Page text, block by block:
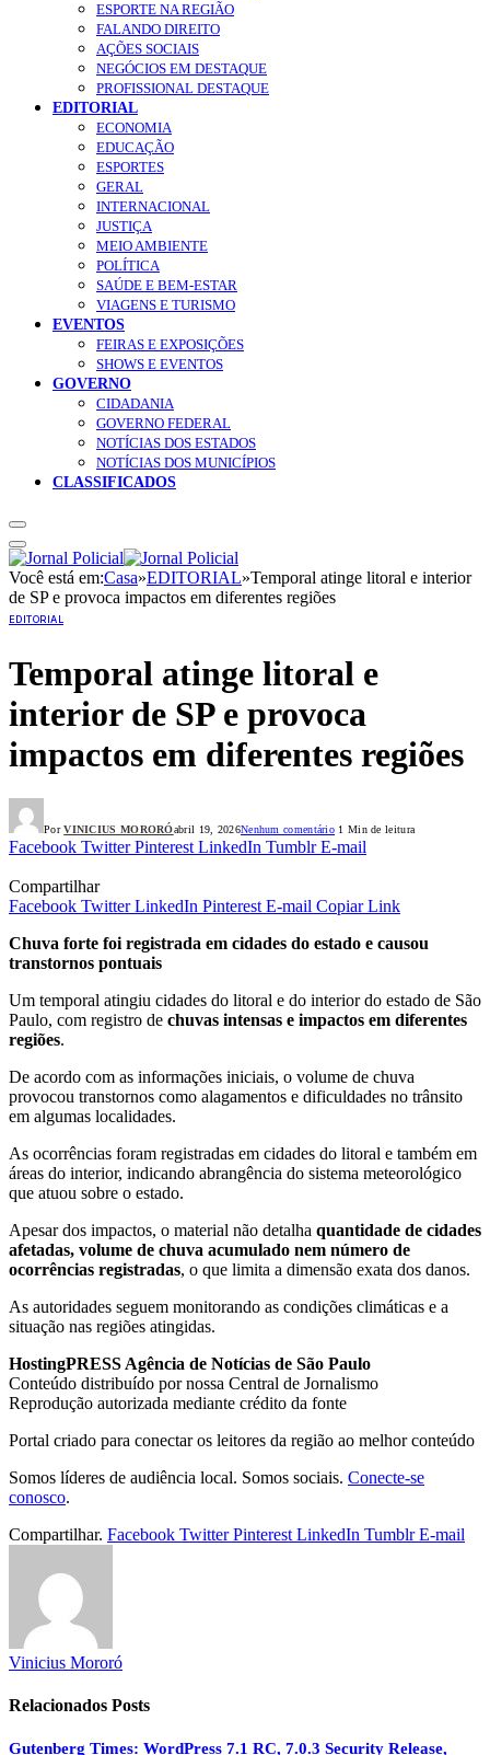
ESPORTE NA REGIÃO
FALANDO DIREITO
AÇÕES SOCIAIS
NEGÓCIOS EM DESTAQUE
PROFISSIONAL DESTAQUE
EDITORIAL
ECONOMIA
EDUCAÇÃO
ESPORTES
GERAL
INTERNACIONAL
JUSTIÇA
MEIO AMBIENTE
POLÍTICA
SAÚDE E BEM-ESTAR
VIAGENS E TURISMO
EVENTOS
FEIRAS E EXPOSIÇÕES
SHOWS E EVENTOS
GOVERNO
CIDADANIA
GOVERNO FEDERAL
NOTÍCIAS DOS ESTADOS
NOTÍCIAS DOS MUNICÍPIOS
CLASSIFICADOS
Você está em:Casa»EDITORIAL»Temporal atinge litoral e interior
de SP e provoca impactos em diferentes regiões
EDITORIAL
Temporal atinge litoral e
interior de SP e provoca
impactos em diferentes regiões
Por VINICIUS MORORÓabril 19, 2026Nenhum comentário 1 Min de leitura
Facebook Twitter Pinterest LinkedIn Tumblr E-mail
Compartilhar
Facebook Twitter LinkedIn Pinterest E-mail Copiar Link
Chuva forte foi registrada em cidades do estado e causou
transtornos pontuais
Um temporal atingiu cidades do litoral e do interior do estado de São
Paulo, com registro de chuvas intensas e impactos em diferentes
regiões.
De acordo com as informações iniciais, o volume de chuva
provocou transtornos como alagamentos e dificuldades no trânsito
em algumas localidades.
As ocorrências foram registradas em cidades do litoral e também em
áreas do interior, indicando abrangência do sistema meteorológico
que atuou sobre o estado.
Apesar dos impactos, o material não detalha quantidade de cidades
afetadas, volume de chuva acumulado nem número de
ocorrências registradas, o que limita a dimensão exata dos danos.
As autoridades seguem monitorando as condições climáticas e a
situação nas regiões atingidas.
HostingPRESS Agência de Notícias de São Paulo
Conteúdo distribuído por nossa Central de Jornalismo
Reprodução autorizada mediante crédito da fonte
Portal criado para conectar os leitores da região ao melhor conteúdo
Somos líderes de audiência local. Somos sociais. Conecte-se
conosco.
Compartilhar. Facebook Twitter Pinterest LinkedIn Tumblr E-mail
Vinicius Mororó
Relacionados Posts
Gutenberg Times: WordPress 7.1 RC, 7.0.3 Security Release,